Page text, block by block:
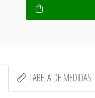
TABELA DE MEDIDAS